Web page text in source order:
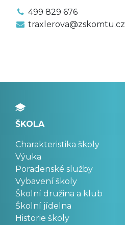
499 829 676
traxlerova@zskomtu.cz
ŠKOLA
Charakteristika školy
Výuka
Poradenské služby
Vybavení školy
Školní družina a klub
Školní jídelna
Historie školy